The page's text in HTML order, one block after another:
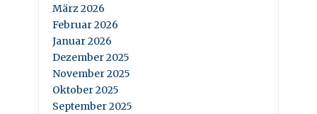
März 2026
Februar 2026
Januar 2026
Dezember 2025
November 2025
Oktober 2025
September 2025